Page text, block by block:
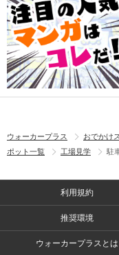
ウォーカープラス おでかけ
ポット一覧
工場見学 駐
利用規約
推奨環境
ウォーカープラスとは